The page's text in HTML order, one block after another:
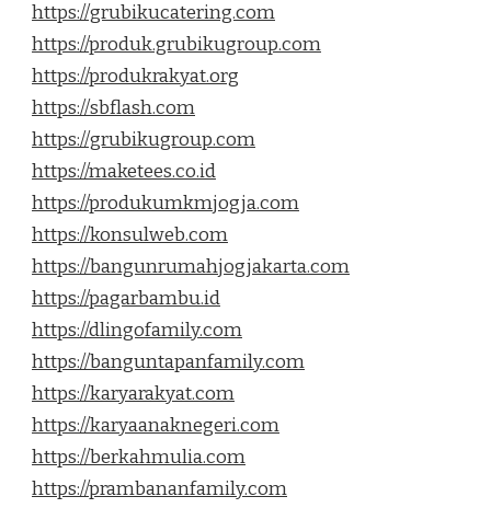
https://grubikucatering.com
https://produk.grubikugroup.com
https://produkrakyat.org
https://sbflash.com
https://grubikugroup.com
https://maketees.co.id
https://produkumkmjogja.com
https://konsulweb.com
https://bangunrumahjogjakarta.com
https://pagarbambu.id
https://dlingofamily.com
https://banguntapanfamily.com
https://karyarakyat.com
https://karyaanaknegeri.com
https://berkahmulia.com
https://prambananfamily.com